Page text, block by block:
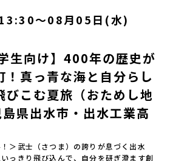
ら1週間を目途に、お申し込み時に記入い
に「当選／落選メール」をお送りいたし
記載された「当選確認フォーム」に３日
フォームの提出をもって参加確定とさせ
認フォームの期日までにご回答いただけな
とさせていただきます。当選取り消しが
選者へご連絡させていただきます。登録
希望の場合は下記の地域みらい留学公式
します。※受信制限設定をしていると、通
だけません。その場合は、
ールを受信できるよう設定をお願いいた
別のお問合せにはお答えしておりません
お申し込みについてお申込はお一人様1回
-さらに仲間や地元の高校生、町の大人
）「アイヌが愛した森を散策するフィー
り返りワーク」 -みんなで振り返り対話
（PM） 13：30頃プログラム終了-新千歳
予定です。※天候の状況や参加人数によっ
場合がございます。参加概要【開催場所】
ょう）【実施日程】7月18日(土)～7月20
方には6月3日(水) 18：30～20：00に
ン研修」をご案内する予定です。必ず参
場所・時間】7月18日(土) 12：00 新千歳
空港に到着する便で手配ください。【解
祝月) 15：00頃 新千歳空港※16：00以降
で手配ください。【対象】中学2年生、中
ハウス ヤント※ドミトリータイプの2段ベ
も真っ向から立ち向かい、未知の領域へ
勢や、手つかずの大自然の中で一攫千金
金掘り」、自らの手で広大な大地を切り
史など、夢を追う人々が集まる他の町に
。大樹町では、このフロンティアスピリッ
な町から宇宙を目指す」という新たな夢
宙版シリコンバレー」の実現を目指し、
まる宇宙港「北海道スペースポート」の
この未来への挑戦の精神は、民間企業に
上げ成功という形で実を結び、世界有数
して全国・アジア各国からも大きな注目
んな大樹町の過去から未来へ繋がるフロ
るアクティビティへ出発！農業からロケ
〜08月05日(水)
生向け】400年の歴史が
！真っ青な海と自分らし
びこむ夏旅（おためし地
県出水市・出水工業高
＞武士（さつま）の誇りが息づく出水
っきり飛び込んで、自分を研ぎ澄ます創